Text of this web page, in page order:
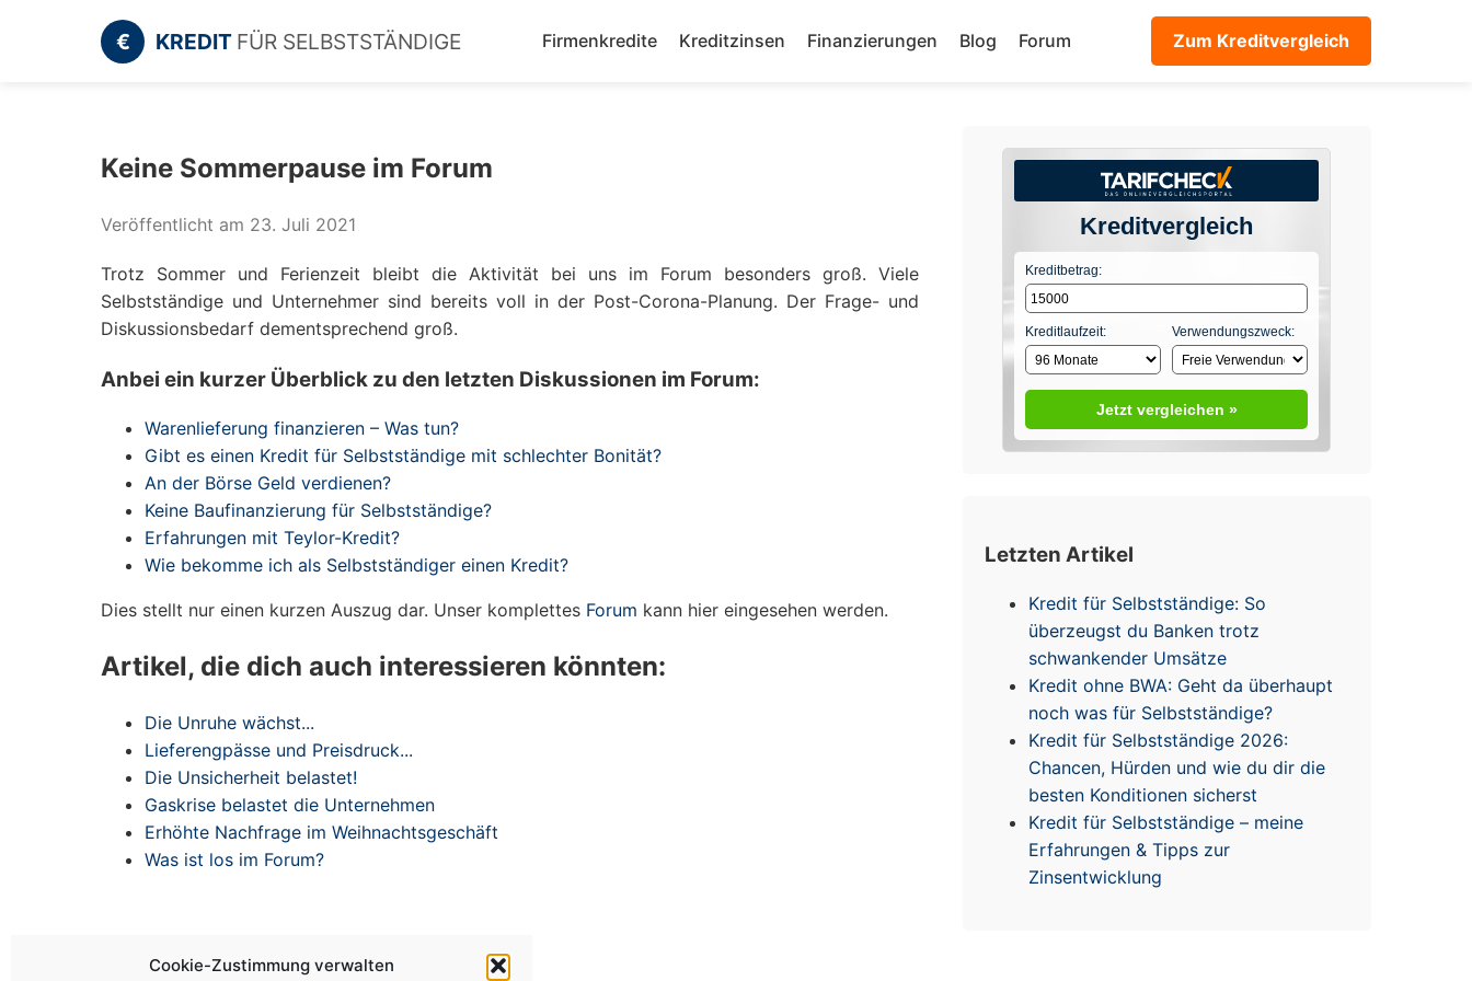
Cookie-Zustimmung verwalten
€ KREDIT FÜR SELBSTSTÄNDIGE Firmenkredite Kreditzinsen Finanzierungen Blog Forum Zum Kreditvergleich
Keine Sommerpause im Forum
Veröffentlicht am 23. Juli 2021
Trotz Sommer und Ferienzeit bleibt die Aktivität bei uns im Forum besonders groß. Viele
Selbstständige und Unternehmer sind bereits voll in der Post-Corona-Planung. Der Frage- und
Diskussionsbedarf dementsprechend groß.
Anbei ein kurzer Überblick zu den letzten Diskussionen im Forum:
Warenlieferung finanzieren – Was tun?
Gibt es einen Kredit für Selbstständige mit schlechter Bonität?
An der Börse Geld verdienen?
Keine Baufinanzierung für Selbstständige?
Erfahrungen mit Teylor-Kredit?
Wie bekomme ich als Selbstständiger einen Kredit?
Dies stellt nur einen kurzen Auszug dar. Unser komplettes Forum kann hier eingesehen werden.
Artikel, die dich auch interessieren könnten:
Die Unruhe wächst...
Lieferengpässe und Preisdruck...
Die Unsicherheit belastet!
Gaskrise belastet die Unternehmen
Erhöhte Nachfrage im Weihnachtsgeschäft
Was ist los im Forum?
Kreditvergleich
Kreditbetrag:
Kreditlaufzeit: Verwendungszweck:
Jetzt vergleichen »
Letzten Artikel
Kredit für Selbstständige: So
überzeugst du Banken trotz
schwankender Umsätze
Kredit ohne BWA: Geht da überhaupt
noch was für Selbstständige?
Kredit für Selbstständige 2026:
Chancen, Hürden und wie du dir die
besten Konditionen sicherst
Kredit für Selbstständige – meine
Erfahrungen & Tipps zur
Zinsentwicklung